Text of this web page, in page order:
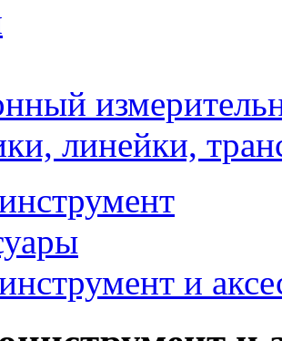
линейки,
и